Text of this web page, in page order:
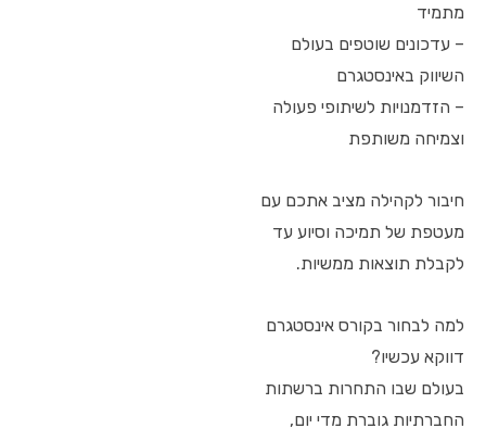
מתמיד
– עדכונים שוטפים בעולם
השיווק באינסטגרם
– הזדמנויות לשיתופי פעולה
וצמיחה משותפת
חיבור לקהילה מציב אתכם עם
מעטפת של תמיכה וסיוע עד
לקבלת תוצאות ממשיות.
למה לבחור בקורס אינסטגרם
דווקא עכשיו?
בעולם שבו התחרות ברשתות
החברתיות גוברת מדי יום,